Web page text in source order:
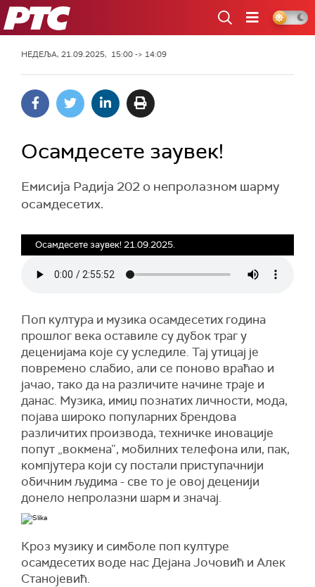
РТС
НЕДЕЉА, 21.09.2025, 15:00 -> 14:09
Осамдесете заувек!
Eмисија Радија 202 о непролазном шарму
осамдесетих.
Осамдесете заувек! 21.09.2025.
Поп култура и музика осамдесетих година
прошлог века оставиле су дубок траг у
деценијама које су уследиле. Тај утицај је
повремено слабио, али се поново враћао и
јачао, тако да на различите начине траје и
данас. Музика, имиџ познатих личности, мода,
појава широко популарних брендова
различитих производа, техничке иновације
попут „вокмена”, мобилних телефона или, пак,
компјутера који су постали приступачнији
обичним људима - све то је овој деценији
донело нeпролазни шарм и значај.
Кроз музику и симболе поп културе
осамдесетих воде нас Дејана Јочовић и Алек
Станојевић.